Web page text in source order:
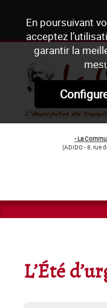
En poursuivant
acceptez
garantir la
- La
(ADIDO - 8, rue
L’Été